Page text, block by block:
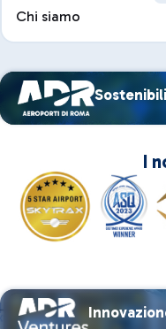
Chi siamo
I